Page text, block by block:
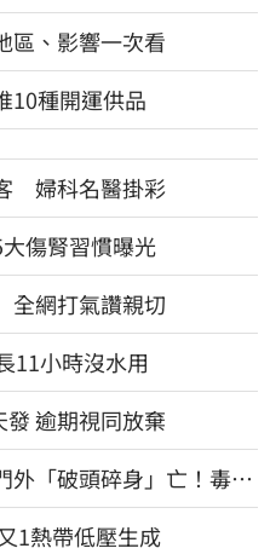
區、影響一次看
10種開運供品
婦科名醫掛彩
傷腎習慣曝光
網打氣讚親切
11小時沒水用
逾期視同放棄
「破頭碎身」亡！毒駕
1熱帶低壓生成